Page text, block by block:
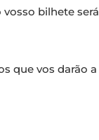
bilhete será
que vos darão a